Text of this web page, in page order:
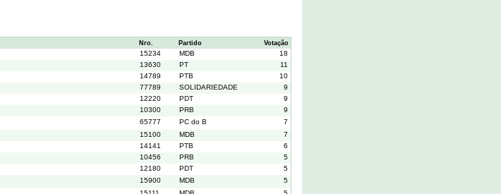
Nro. Partido Votação
15234 MDB
18
13630 PT
11
14789 PTB
10
77789 SOLIDARIEDADE
9
12220 PDT
9
10300 PRB
9
65777 PC do B
7
15100 MDB
7
14141 PTB
6
10456 PRB
5
12180 PDT
5
15900 MDB
5